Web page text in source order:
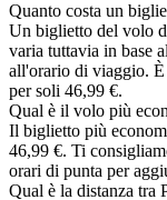
Quanto costa un
Un biglietto del volo
varia tuttavia in base
all'orario di viaggio.
per soli 46,99 €.
Qual è il volo più
Il biglietto più
46,99 €. Ti
orari di punta per
Qual è la distanza tra